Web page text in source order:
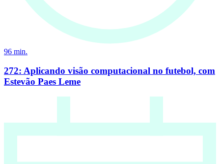
96 min.
272: Aplicando visão computacional no futebol, com
Estevão Paes Leme